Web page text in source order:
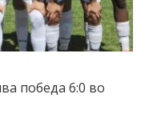
победа 6:0 во